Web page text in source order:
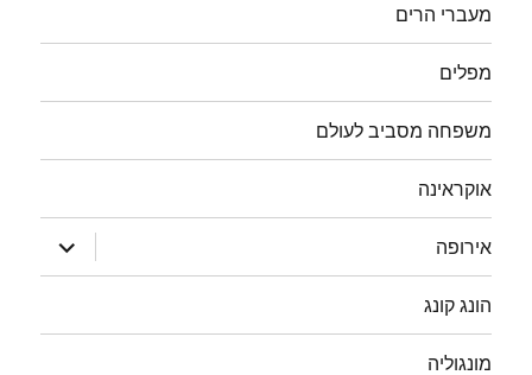
מעברי הרים
מפלים
משפחה מסביב לעולם
אוקראינה
אירופה
הצג
תפריט
הונג קונג
מונגוליה